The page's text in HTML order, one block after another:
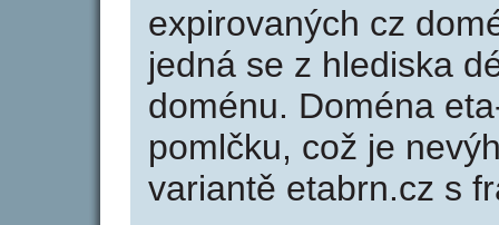
expirovaných cz
jedná se z hlediska
doménu. Doména
pomlčku, což je
variantě etabrn.cz s